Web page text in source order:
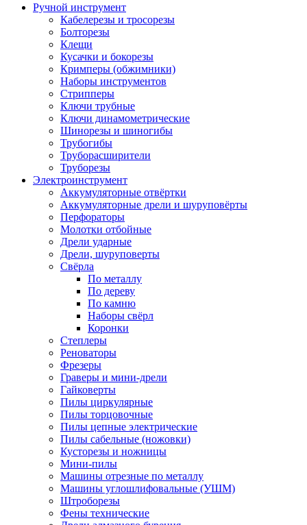
Ручной инструмент
Кабелерезы и тросорезы
Болторезы
Клещи
Кусачки и бокорезы
Кримперы (обжимники)
Наборы инструментов
Стрипперы
Ключи трубные
Ключи динамометрические
Шинорезы и шиногибы
Трубогибы
Труборасширители
Труборезы
Электроинструмент
Аккумуляторные отвёртки
Аккумуляторные дрели и шуруповёрты
Перфораторы
Молотки отбойные
Дрели ударные
Дрели, шуруповерты
Свёрла
По металлу
По дереву
По камню
Наборы свёрл
Коронки
Степлеры
Реноваторы
Фрезеры
Граверы и мини-дрели
Гайковерты
Пилы циркулярные
Пилы торцовочные
Пилы цепные электрические
Пилы сабельные (ножовки)
Кусторезы и ножницы
Мини-пилы
Машины отрезные по металлу
Машины углошлифовальные (УШМ)
Штроборезы
Фены технические